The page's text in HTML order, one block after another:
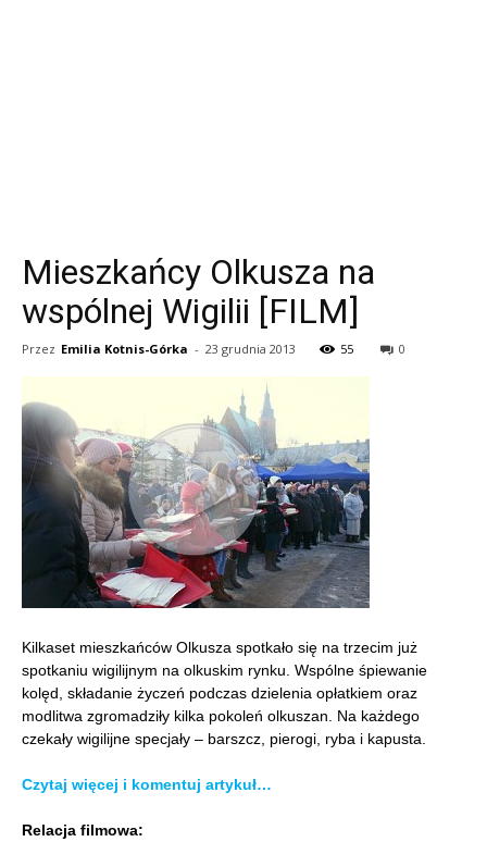
Mieszkańcy Olkusza na
wspólnej Wigilii [FILM]
Przez Emilia Kotnis-Górka - 23 grudnia 2013 55 0
Kilkaset mieszkańców Olkusza spotkało się na trzecim już
spotkaniu wigilijnym na olkuskim rynku. Wspólne śpiewanie
kolęd, składanie życzeń podczas dzielenia opłatkiem oraz
modlitwa zgromadziły kilka pokoleń olkuszan. Na każdego
czekały wigilijne specjały – barszcz, pierogi, ryba i kapusta.
Czytaj więcej i komentuj artykuł…
Relacja filmowa: